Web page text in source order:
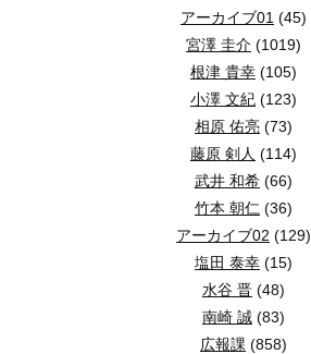
アーカイブ01 (45)
宮澤 圭介 (1019)
根津 貴幸 (105)
小澤 文紀 (123)
相原 佑亮 (73)
藤原 剣人 (114)
武井 和希 (66)
竹本 朝仁 (36)
アーカイブ02 (129)
塩田 泰幸 (15)
水谷 晋 (48)
南崎 誠 (83)
広報課 (858)